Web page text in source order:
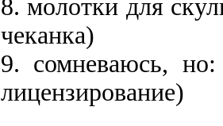
8. молотки для
чеканка)
9. сомневаюсь,
лицензирование)